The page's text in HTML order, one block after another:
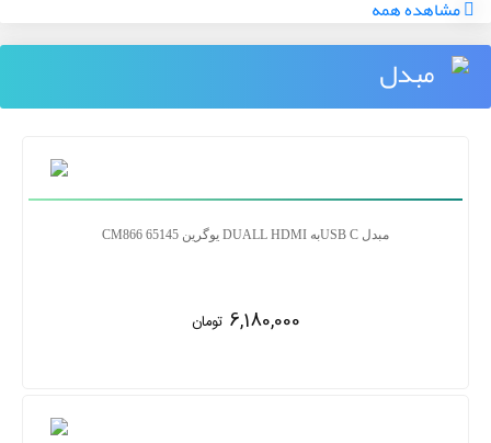
مشاهده همه
مبدل
مبدل USB Cبه DUALL HDMI یوگرین CM866 65145
6,180,000 تومان